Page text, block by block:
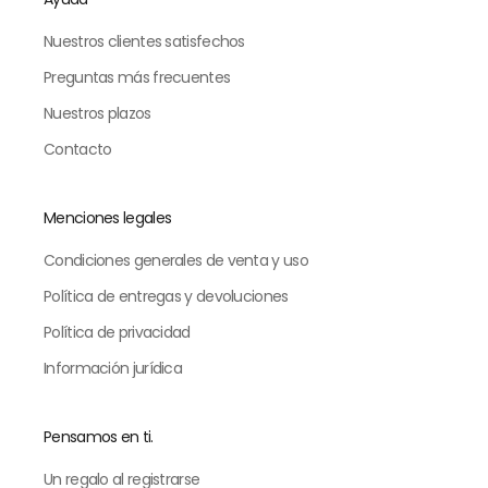
Nuestros clientes satisfechos
Preguntas más frecuentes
Nuestros plazos
Contacto
Menciones legales
Condiciones generales de venta y uso
Política de entregas y devoluciones
Política de privacidad
Información jurídica
Pensamos en ti.
Un regalo al registrarse